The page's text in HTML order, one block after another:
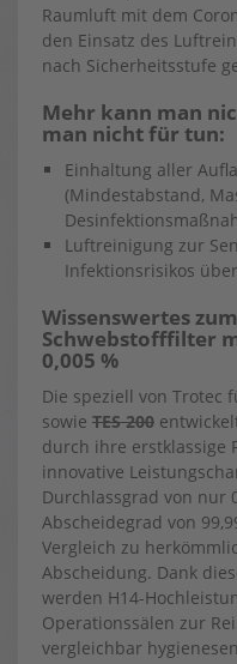
Raumluft mit dem
den Einsatz des
nach Sicherheitsstufe
Mehr kann man
man nicht für tun:
Einhaltung aller
(Mindestabstand,
Luftreinigung zur
Infektionsrisikos
Wissenswertes
Schwebstofffilter
0,005 %
Die speziell von Trotec
sowie TES 200
durch ihre erstklassige
innovative
Durchlassgrad von nur
Abscheidegrad von
Vergleich zu
Abscheidung. Dank
werden H14-
Operationssälen zur
vergleichbar